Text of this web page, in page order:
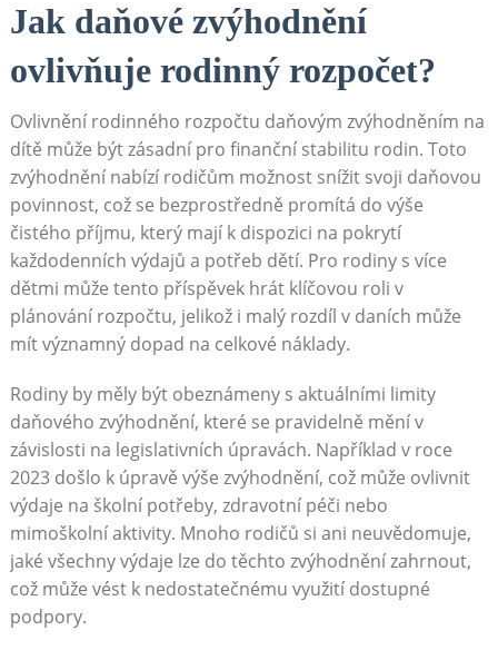
Jak daňové zvýhodnění
ovlivňuje rodinný rozpočet?
Ovlivnění rodinného rozpočtu daňovým zvýhodněním na
dítě může být zásadní pro finanční stabilitu rodin. Toto
zvýhodnění nabízí rodičům možnost snížit svoji daňovou
povinnost, což se bezprostředně promítá do výše
čistého příjmu, který mají k dispozici na pokrytí
každodenních výdajů a potřeb dětí. Pro rodiny s více
dětmi může tento příspěvek hrát klíčovou roli v
plánování rozpočtu, jelikož i malý rozdíl v daních může
mít významný dopad na celkové náklady.
Rodiny by měly být obeznámeny s aktuálními limity
daňového zvýhodnění, které se pravidelně mění v
závislosti na legislativních úpravách. Například v roce
2023 došlo k úpravě výše zvýhodnění, což může ovlivnit
výdaje na školní potřeby, zdravotní péči nebo
mimoškolní aktivity. Mnoho rodičů si ani neuvědomuje,
jaké všechny výdaje lze do těchto zvýhodnění zahrnout,
což může vést k nedostatečnému využití dostupné
podpory.